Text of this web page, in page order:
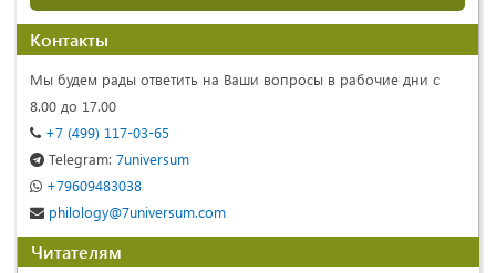
Контакты
Мы будем рады ответить на Ваши вопросы в рабочие дни с
8.00 до 17.00
+7 (499) 117-03-65
Telegram: 7universum
+79609483038
philology@7universum.com
Читателям